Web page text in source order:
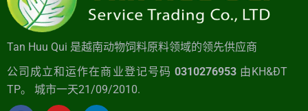
Tan Huu Qui 是越南动物饲料原料领域的领先供应商
公司成立和运作在商业登记号码 0310276953由KH&ĐT
TP。 城市一天21/09/2010.